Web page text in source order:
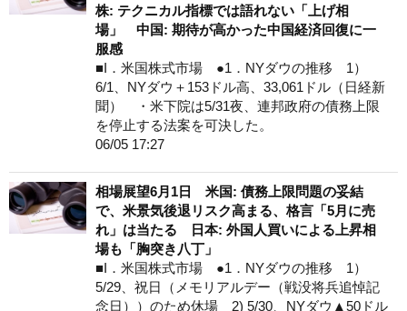
株: テクニカル指標では語れない「上げ相
場」 中国: 期待が高かった中国経済回復に一
服感
■I．米国株式市場 ●1．NYダウの推移 1）
6/1、NYダウ＋153ドル高、33,061ドル（日経新
聞） ・米下院は5/31夜、連邦政府の債務上限
を停止する法案を可決した。
06/05 17:27
相場展望6月1日 米国: 債務上限問題の妥結
で、米景気後退リスク高まる、格言「5月に売
れ」は当たる 日本: 外国人買いによる上昇相
場も「胸突き八丁」
■I．米国株式市場 ●1．NYダウの推移 1）
5/29、祝日（メモリアルデー（戦没将兵追悼記
念日））のため休場 2) 5/30、NYダウ▲50ドル